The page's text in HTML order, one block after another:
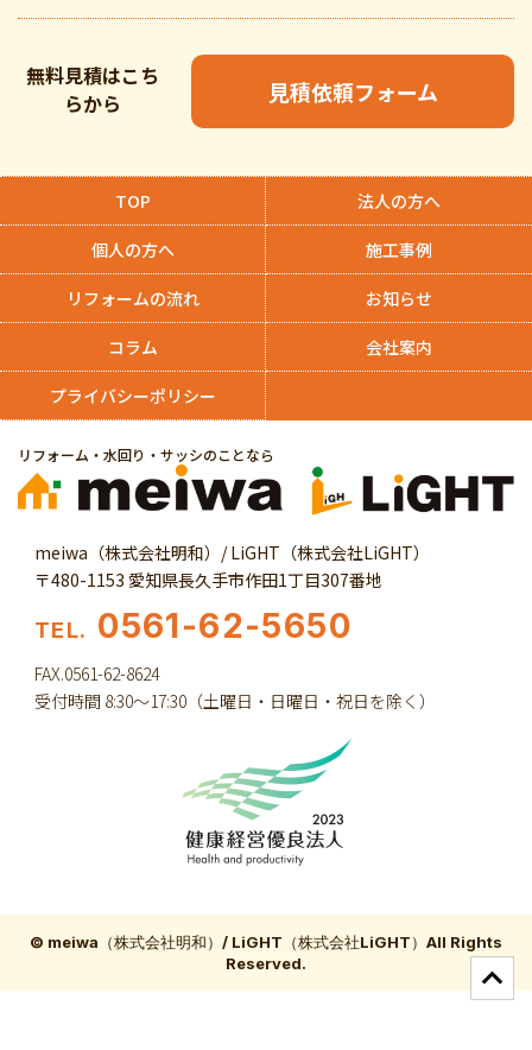
無料見積はこち
らから
見積依頼フォーム
リフォーム・水回り・サッシのことなら
meiwa（株式会社明和）/ LiGHT（株式会社LiGHT）
〒480-1153 愛知県長久手市作田1丁目307番地
TEL. 0561-62-5650
FAX.0561-62-8624
受付時間 8:30～17:30（土曜日・日曜日・祝日を除く）
TOP 法人の方へ
個人の方へ 施工事例
リフォームの流れ お知らせ
コラム 会社案内
プライバシーポリシー
© meiwa（株式会社明和）/ LiGHT（株式会社LiGHT）All Rights
Reserved.